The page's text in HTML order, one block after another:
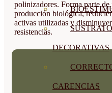
DECORATIVAS
CARENCIAS
polinizadores. Forma parte
producción biológica,
activas utilizadas y
resistencias.